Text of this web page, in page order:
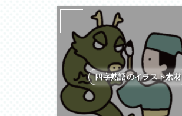
四字熟語のイラスト素材